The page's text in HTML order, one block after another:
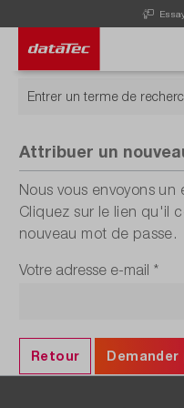
Attribuer un
Nous vous envoyons
Cliquez sur le lien qu'il
nouveau mot de passe.
Votre adresse e-mail *
Retour Demander